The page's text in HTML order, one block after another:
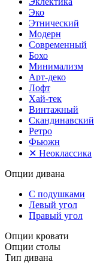
Эко
Этнический
Модерн
Современный
Бохо
Минимализм
Арт-деко
Лофт
Хай-тек
Винтажный
Скандинавский
Ретро
Фьюжн
✕ Неоклассика
Опции дивана
С подушками
Левый угол
Правый угол
Опции кровати
Опции столы
Тип дивана